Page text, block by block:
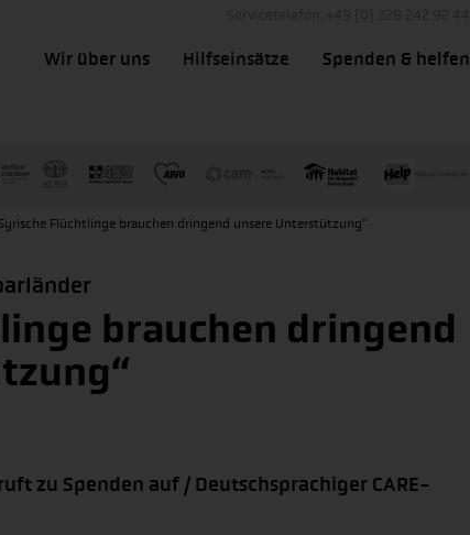
Wir über uns Hilfseinsätze Spenden & helfen
Flüchtlinge brauchen dringend unsere Unterstützung“
brauchen dringend
zu Spenden auf / Deutschsprachiger CARE-